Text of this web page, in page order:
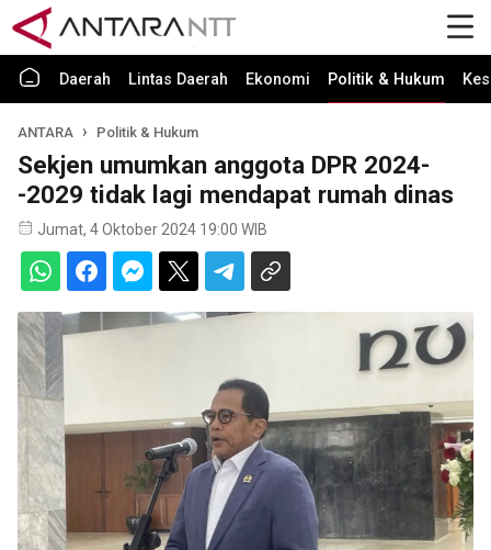
Daerah Lintas Daerah Ekonomi Politik & Hukum
ANTARA Politik & Hukum
Sekjen umumkan anggota DPR 2024-
-2029 tidak lagi mendapat rumah dinas
Jumat, 4 Oktober 2024 19:00 WIB